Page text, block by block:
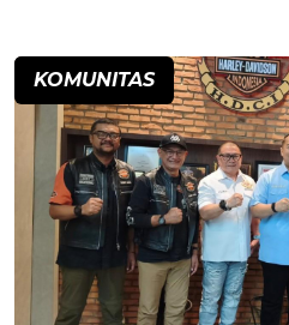
KOMUNITAS